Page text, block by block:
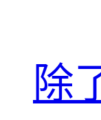
除